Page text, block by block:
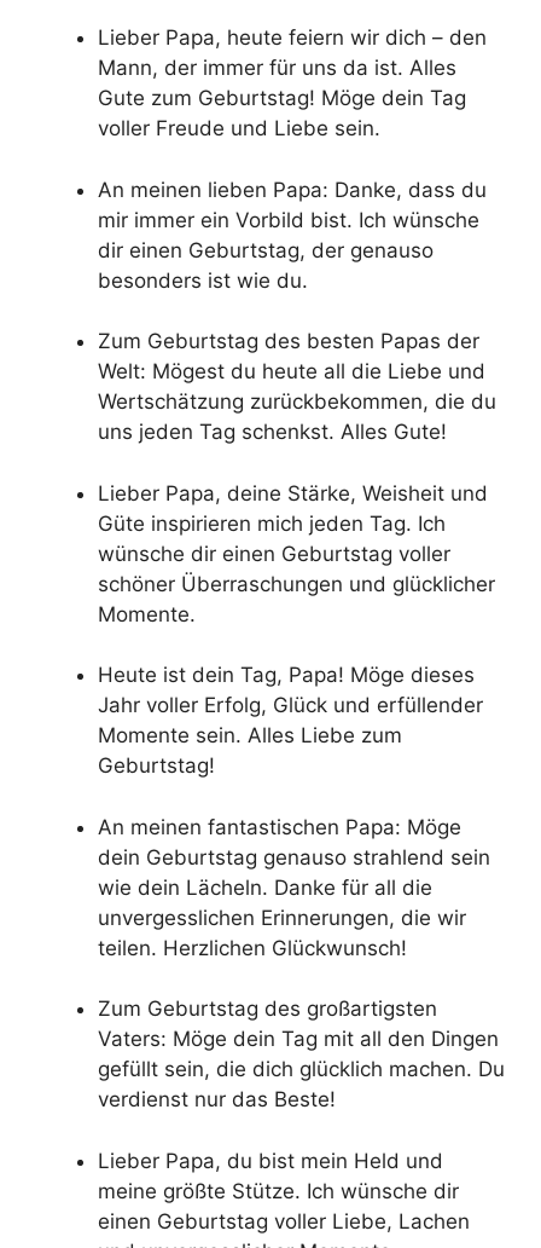
Lieber Papa, heute feiern wir dich – den
Mann, der immer für uns da ist. Alles
Gute zum Geburtstag! Möge dein Tag
voller Freude und Liebe sein.
An meinen lieben Papa: Danke, dass du
mir immer ein Vorbild bist. Ich wünsche
dir einen Geburtstag, der genauso
besonders ist wie du.
Zum Geburtstag des besten Papas der
Welt: Mögest du heute all die Liebe und
Wertschätzung zurückbekommen, die du
uns jeden Tag schenkst. Alles Gute!
Lieber Papa, deine Stärke, Weisheit und
Güte inspirieren mich jeden Tag. Ich
wünsche dir einen Geburtstag voller
schöner Überraschungen und glücklicher
Momente.
Heute ist dein Tag, Papa! Möge dieses
Jahr voller Erfolg, Glück und erfüllender
Momente sein. Alles Liebe zum
Geburtstag!
An meinen fantastischen Papa: Möge
dein Geburtstag genauso strahlend sein
wie dein Lächeln. Danke für all die
unvergesslichen Erinnerungen, die wir
teilen. Herzlichen Glückwunsch!
Zum Geburtstag des großartigsten
Vaters: Möge dein Tag mit all den Dingen
gefüllt sein, die dich glücklich machen. Du
verdienst nur das Beste!
Lieber Papa, du bist mein Held und
meine größte Stütze. Ich wünsche dir
einen Geburtstag voller Liebe, Lachen